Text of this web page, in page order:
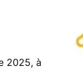
2025, à